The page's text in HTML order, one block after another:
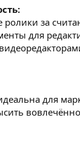
ролики за
для
для